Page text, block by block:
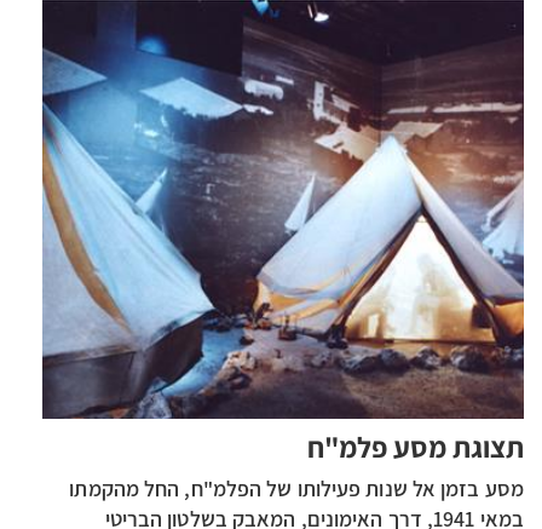
תצוגת מסע פלמ"ח
​​​​​​​​​​​​​​​​​​מסע בזמן אל שנות פעילותו של הפלמ"ח, החל מהקמתו
במאי 1941, דרך האימונים, המאבק בשלטון הבריטי